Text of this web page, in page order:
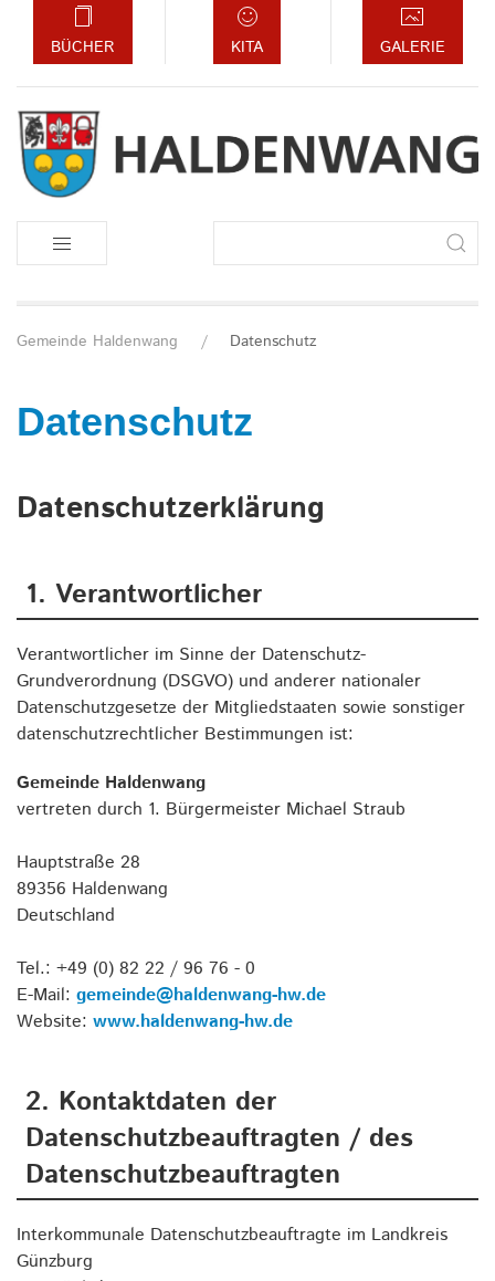
BÜCHER KITA GALERIE
Gemeinde Haldenwang Datenschutz
Datenschutz
Datenschutzerklärung
1. Verantwortlicher
Verantwortlicher im Sinne der Datenschutz-
Grundverordnung (DSGVO) und anderer nationaler
Datenschutzgesetze der Mitgliedstaaten sowie sonstiger
datenschutzrechtlicher Bestimmungen ist:
Gemeinde Haldenwang
vertreten durch 1. Bürgermeister Michael Straub
Hauptstraße 28
89356 Haldenwang
Deutschland
Tel.: +49 (0) 82 22 / 96 76 - 0
E-Mail: gemeinde@haldenwang-hw.de
Website: www.haldenwang-hw.de
2. Kontaktdaten der
Datenschutzbeauftragten / des
Datenschutzbeauftragten
Interkommunale Datenschutzbeauftragte im Landkreis
Günzburg